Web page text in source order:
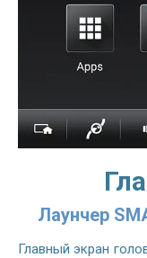
Лаунчер
Главный экран